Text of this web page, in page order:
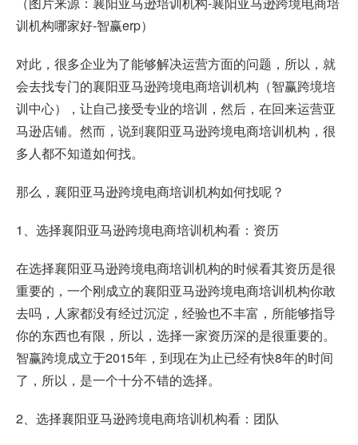
训机构哪家好-智赢erp）
对此，很多企业为了能够解决运营方面的问题，所以，就
会去找专门的襄阳亚马逊跨境电商培训机构（智赢跨境培
训中心），让自己接受专业的培训，然后，在回来运营亚
马逊店铺。然而，说到襄阳亚马逊跨境电商培训机构，很
多人都不知道如何找。
那么，襄阳亚马逊跨境电商培训机构如何找呢？
1、选择襄阳亚马逊跨境电商培训机构看：资历
在选择襄阳亚马逊跨境电商培训机构的时候看其资历是很
重要的，一个刚成立的襄阳亚马逊跨境电商培训机构你敢
去吗，人家都没有经过沉淀，经验也不丰富，所能够指导
你的东西也有限，所以，选择一家资历深的是很重要的。
智赢跨境成立于2015年，到现在为止已经有快8年的时间
了，所以，是一个十分不错的选择。
2、选择襄阳亚马逊跨境电商培训机构看：团队